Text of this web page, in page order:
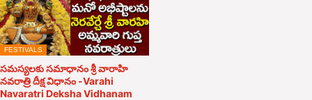
FESTIVALS
సమస్యలకు సమాధానం శ్రీ వారాహి
నవరాత్రి దీక్ష విధానం -Varahi
Navaratri Deksha Vidhanam